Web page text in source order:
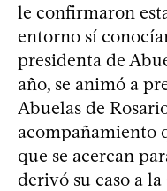
le confirmaron
entorno sí
presidenta de
año, se animó a
Abuelas de
acompañamiento
que se acercan
derivó su caso a